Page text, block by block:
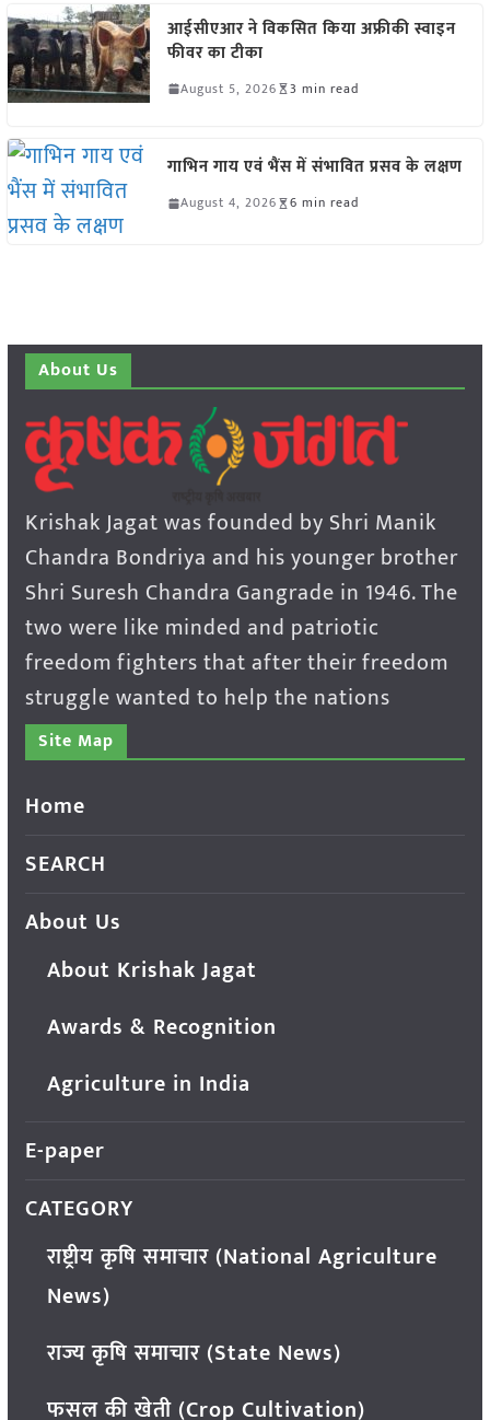
आईसीएआर ने विकसित किया अफ्रीकी स्वाइन
फीवर का टीका
August 5, 2026 3 min read
गाभिन गाय एवं भैंस में संभावित प्रसव के लक्षण
August 4, 2026 6 min read
About Us
Krishak Jagat was founded by Shri Manik
Chandra Bondriya and his younger brother
Shri Suresh Chandra Gangrade in 1946. The
two were like minded and patriotic
freedom fighters that after their freedom
struggle wanted to help the nations
Site Map
Home
SEARCH
About Us
About Krishak Jagat
Awards & Recognition
Agriculture in India
E-paper
CATEGORY
राष्ट्रीय कृषि समाचार (National Agriculture
News)
राज्य कृषि समाचार (State News)
फसल की खेती (Crop Cultivation)